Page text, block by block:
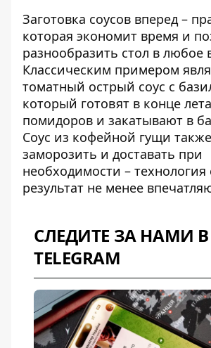
Заготовка соусов вперед –
которая экономит время и
разнообразить стол в любое
Классическим примером
томатный острый соус с
который готовят в конце
помидоров и закатывают в
Соус из кофейной гущи
заморозить и доставать при
необходимости – технология
результат не менее
СЛЕДИТЕ ЗА НАМИ В
TELEGRAM